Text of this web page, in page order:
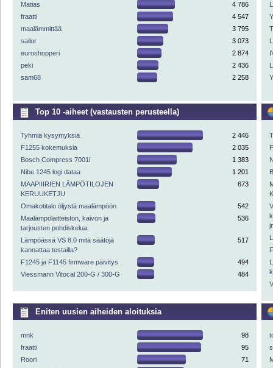
Matias
4 786
fraatti
4 547
maalämmittää
3 795
sailor
3 073
euroshopperi
2 874
peki
2 436
sam68
2 258
Top 10 -aiheet (vastausten perusteella)
Tyhmiä kysymyksiä
2 446
F1255 kokemuksia
2 035
Bosch Compress 7001i
1 383
Nibe 1245 logi dataa
1 201
MAAPIIIRIEN LÄMPÖTILOJEN
KERUUKETJU
673
Omakotitalo öljystä maalämpöön
542
Maalämpölaitteiston, kaivon ja
tarjousten pohdiskelua.
536
Lämpöässä VS 8.0 mitä säätöjä
kannattaa testailla?
517
F1245 ja F1145 firmware päivitys
494
Viessmann Vitocal 200-G / 300-G
484
Eniten uusien aiheiden aloituksia
mnk
98
fraatti
95
Roori
71